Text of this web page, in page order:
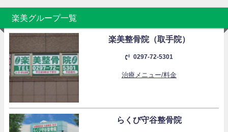
楽美グループ一覧
楽美整骨院（取手院）
0297-72-5301
治療メニュー/料金
らくび守谷整骨院